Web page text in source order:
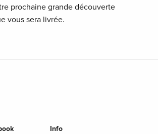
prochaine grande découverte
vous sera livrée.
Info